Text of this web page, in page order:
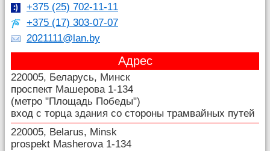
+375 (25) 702-11-11
+375 (17) 303-07-07
2021111@lan.by
Адрес
220005, Беларусь, Минск
проспект Машерова 1-134
(метро "Площадь Победы")
вход с торца здания со стороны трамвайных путей
220005, Belarus, Minsk
prospekt Masherova 1-134